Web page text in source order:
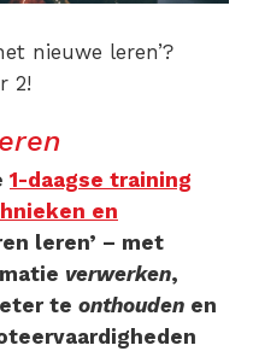
nieuwe leren’?
2!
1-daagse training
en
leren’ – met
verwerken,
te onthouden en